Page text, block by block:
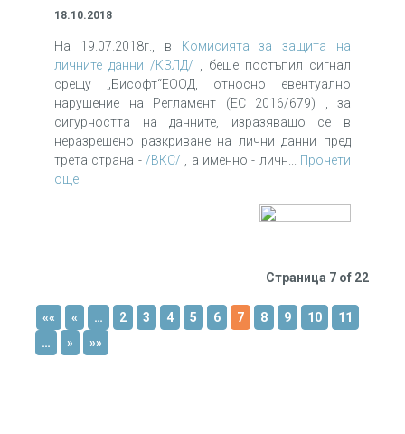
18.10.2018
На 19.07.2018г., в Комисията за защита на
личните данни /КЗЛД/ , беше постъпил сигнал
срещу „Бисофт“ЕООД, относно евентуално
нарушение на Регламент (ЕС 2016/679) , за
сигурността на данните, изразяващо се в
неразрешено разкриване на лични данни пред
трета страна - /ВКС/ , а именно - личн...
Прочети
още
Страница 7 of 22
«« « … 2 3 4 5 6 7 8 9 10
11
…
» »»